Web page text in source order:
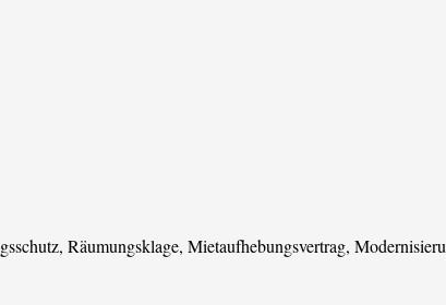
Räumungsklage, Mietaufhebungsvertrag,